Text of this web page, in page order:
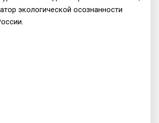
экологической осознанности